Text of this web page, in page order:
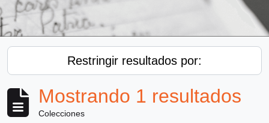
Restringir resultados por:
Mostrando 1 resultados
Colecciones